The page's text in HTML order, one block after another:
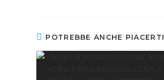
POTREBBE ANCHE PIACERTI